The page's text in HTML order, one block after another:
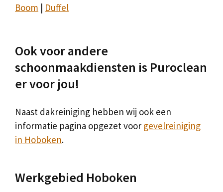
Boom | Duffel
Ook voor andere
schoonmaakdiensten is Puroclean
er voor jou!
Naast dakreiniging hebben wij ook een
informatie pagina opgezet voor gevelreiniging
in Hoboken.
Werkgebied Hoboken